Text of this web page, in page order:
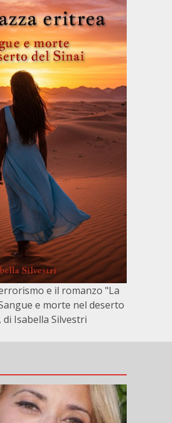
e il romanzo "La
e morte nel deserto
di Isabella Silvestri